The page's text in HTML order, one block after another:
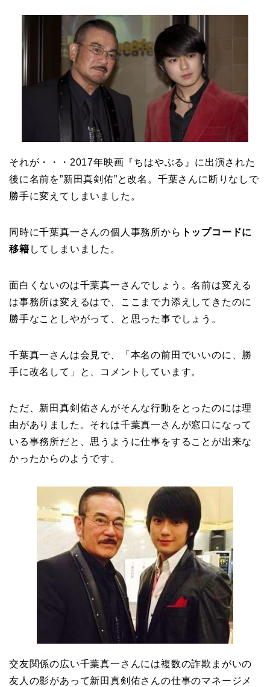
それが・・・2017年映画『ちはやぶる』に出演された
後に名前を”新田真剣佑”と改名。千葉さんに断りなしで
勝手に変えてしまいました。
同時に千葉真一さんの個人事務所から トップコードに
移籍 してしまいました。
面白くないのは千葉真一さんでしょう。名前は変える
は事務所は変えるはで、ここまで力添えしてきたのに
勝手なことしやがって、と思った事でしょう。
千葉真一さんは会見で、「本名の前田でいいのに、勝
手に改名して」と、コメントしています。
ただ、新田真剣佑さんがそんな行動をとったのには理
由がありました。それは千葉真一さんが窓口になって
いる事務所だと、思うように仕事をすることが出来な
かったからのようです。
交友関係の広い千葉真一さんには複数の詐欺まがいの
友人の影があって新田真剣佑さんの仕事のマネージメ